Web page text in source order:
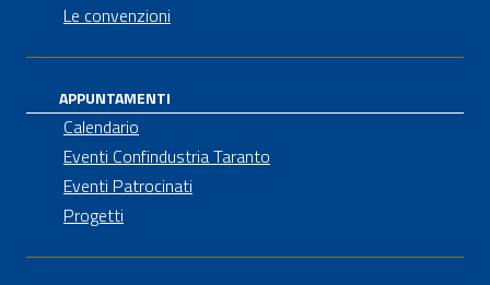
Le convenzioni
APPUNTAMENTI
Calendario
Eventi Confindustria Taranto
Eventi Patrocinati
Progetti